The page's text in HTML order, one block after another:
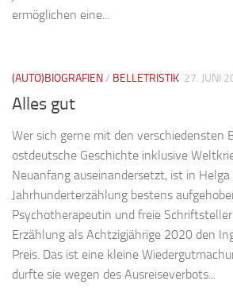
ermöglichen eine...
(AUTO)BIOGRAFIEN/ BELLETRISTIK 27. JUNI
Alles gut
Wer sich gerne mit den verschiedensten
ostdeutsche Geschichte inklusive
Neuanfang auseinandersetzt, ist in
Jahrhunderterzählung bestens
Psychotherapeutin und freie
Erzählung als Achtzigjährige 2020 den
Preis. Das ist eine kleine
durfte sie wegen des Ausreiseverbots...